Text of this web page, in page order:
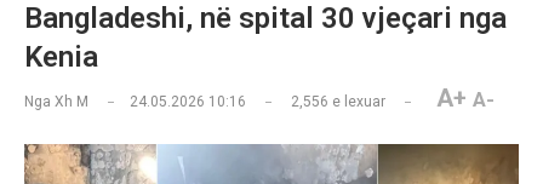
Bangladeshi, në spital 30 vjeçari nga
Kenia
Nga Xh M 24.05.2026 10:16 2,556 e lexuar A+ A-